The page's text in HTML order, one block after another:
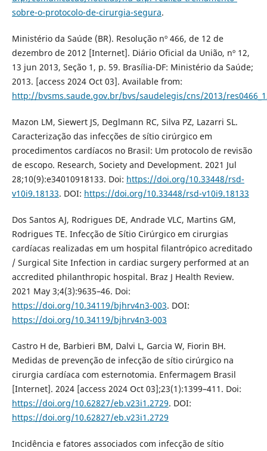
sobre-o-protocolo-de-cirurgia-segura.
Ministério da Saúde (BR). Resolução nº 466, de 12 de
dezembro de 2012 [Internet]. Diário Oficial da União, nº 12,
13 jun 2013, Seção 1, p. 59. Brasília-DF: Ministério da Saúde;
2013. [access 2024 Oct 03]. Available from:
http://bvsms.saude.gov.br/bvs/saudelegis/cns/2013/
Mazon LM, Siewert JS, Deglmann RC, Silva PZ, Lazarri SL.
Caracterização das infecções de sítio cirúrgico em
procedimentos cardíacos no Brasil: Um protocolo de revisão
de escopo. Research, Society and Development. 2021 Jul
28;10(9):e34010918133. Doi: https://doi.org/10.33448/rsd-
v10i9.18133. DOI: https://doi.org/10.33448/rsd-v10i9.18133
Dos Santos AJ, Rodrigues DE, Andrade VLC, Martins GM,
Rodrigues TE. Infecção de Sítio Cirúrgico em cirurgias
cardíacas realizadas em um hospital filantrópico acreditado
/ Surgical Site Infection in cardiac surgery performed at an
accredited philanthropic hospital. Braz J Health Review.
2021 May 3;4(3):9635–46. Doi:
https://doi.org/10.34119/bjhrv4n3-003. DOI:
https://doi.org/10.34119/bjhrv4n3-003
Castro H de, Barbieri BM, Dalvi L, Garcia W, Fiorin BH.
Medidas de prevenção de infecção de sítio cirúrgico na
cirurgia cardíaca com esternotomia. Enfermagem Brasil
[Internet]. 2024 [access 2024 Oct 03];23(1):1399–411. Doi:
https://doi.org/10.62827/eb.v23i1.2729. DOI:
https://doi.org/10.62827/eb.v23i1.2729
Incidência e fatores associados com infecção de sítio